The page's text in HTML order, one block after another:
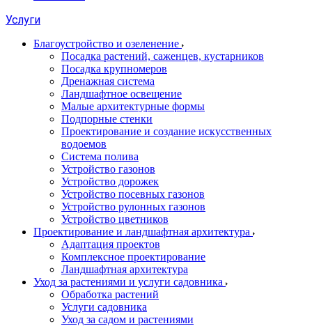
Услуги
Благоустройство и озеленение
Посадка растений, саженцев, кустарников
Посадка крупномеров
Дренажная система
Ландшафтное освещение
Малые архитектурные формы
Подпорные стенки
Проектирование и создание искусственных
водоемов
Система полива
Устройство газонов
Устройство дорожек
Устройство посевных газонов
Устройство рулонных газонов
Устройство цветников
Проектирование и ландшафтная архитектура
Адаптация проектов
Комплексное проектирование
Ландшафтная архитектура
Уход за растениями и услуги садовника
Обработка растений
Услуги садовника
Уход за садом и растениями